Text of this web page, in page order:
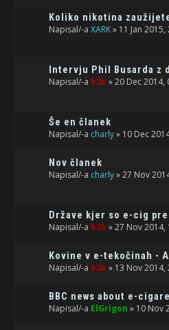
Koliko nikotina
Napisal/-a XARK» 11 Jan 2015,
Intervju Phil Busarda z
Napisal/-a k2b » 20 Dec 2014,
Še en članek
Napisal/-a charly» 10 Dec
Nov članek
Napisal/-a charly» 27 Nov
Države kjer so e-cig
Napisal/-a k2b » 27 Nov 2014,
Kovine v e-tekočinah -
Napisal/-a k2b » 13 Nov 2014,
BBC news about e-
Napisal/-a ElGrigon » 10 Nov